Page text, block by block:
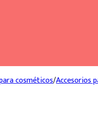
cosméticos/Accesorios